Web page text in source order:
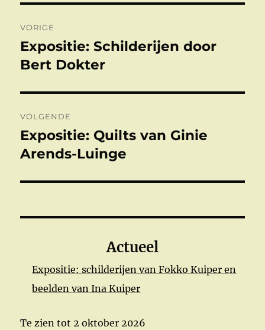
navigatie
VORIGE
Vorig
bericht:
Expositie: Schilderijen door
Bert Dokter
VOLGENDE
Volgend
bericht:
Expositie: Quilts van Ginie
Arends-Luinge
Actueel
Expositie: schilderijen van Fokko Kuiper en
beelden van Ina Kuiper
Te zien tot 2 oktober 2026